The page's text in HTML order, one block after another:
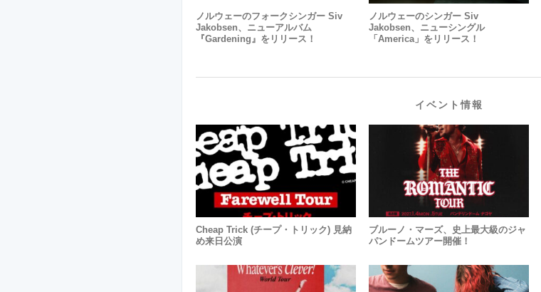
ノルウェーのフォークシンガー Siv
Jakobsen、ニューアルバム
『Gardening』をリリース！
ノルウェーのシンガー Siv
Jakobsen、ニューシングル
「America」をリリース！
イベント情報
Cheap Trick (チープ・トリック) 見納
め来日公演
ブルーノ・マーズ、史上最大級のジャ
パンドームツアー開催！